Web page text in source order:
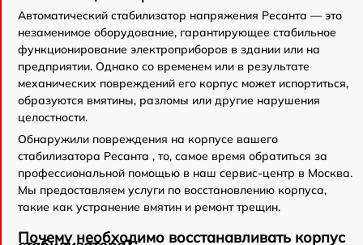
Автоматический стабилизатор напряжения Ресанта — это
незаменимое оборудование, гарантирующее стабильное
функционирование электроприборов в здании или на
предприятии. Однако со временем или в результате
механических повреждений его корпус может испортиться,
образуются вмятины, разломы или другие нарушения
целостности.
Обнаружили повреждения на корпусе вашего
стабилизатора Ресанта , то, самое время обратиться за
профессиональной помощью в наш сервис-центр в Москва.
Мы предоставляем услуги по восстановлению корпуса,
такие как устранение вмятин и ремонт трещин.
Почему необходимо восстанавливать корпус